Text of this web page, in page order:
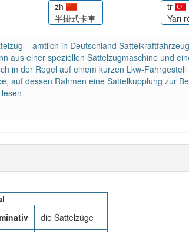
zh
半掛式卡車
tr
Yarı
– amtlich in Deutschland
aus einer speziellen Sattelzugmaschine und
in der Regel auf einem kurzen Lkw-
auf dessen Rahmen eine Sattelkupplung zur
die Sattelzüge